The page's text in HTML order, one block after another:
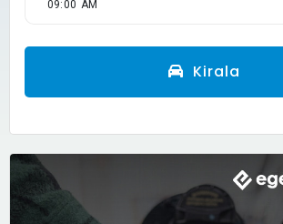
Kirala